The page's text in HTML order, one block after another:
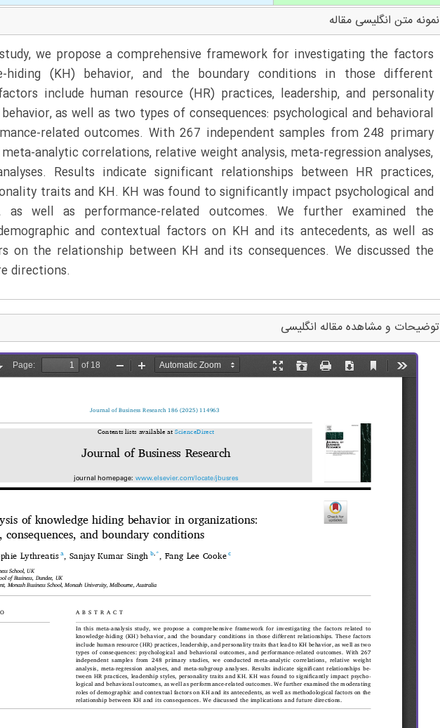
نمونه متن انگلیسی مقاله
we propose a comprehensive framework for investigating the factors
hiding (KH) behavior, and the boundary conditions in those different
include human resource (HR) practices, leadership, and personality
as well as two types of consequences: psychological and behavioral
related outcomes. With 267 independent samples from 248 primary
analytic correlations, relative weight analysis, meta-regression analyses,
Results indicate significant relationships between HR practices,
traits and KH. KH was found to significantly impact psychological and
as well as performance-related outcomes. We further examined the
and contextual factors on KH and its antecedents, as well as
on the relationship between KH and its consequences. We discussed the
directions.
توضیحات و مشاهده مقاله انگلیسی